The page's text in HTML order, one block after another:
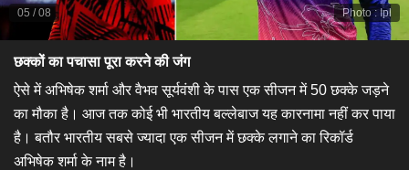
Photo: Ipl
05 /08
छक्कों का पचासा पूरा करने की जंग
ऐसे में अभिषेक शर्मा और वैभव सूर्यवंशी के पास एक सीजन में 50 छक्के जड़ने
का मौका है। आज तक कोई भी भारतीय बल्लेबाज यह कारनामा नहीं कर पाया
है। बतौर भारतीय सबसे ज्यादा एक सीजन में छक्के लगाने का रिकॉर्ड
अभिषेक शर्मा के नाम है।